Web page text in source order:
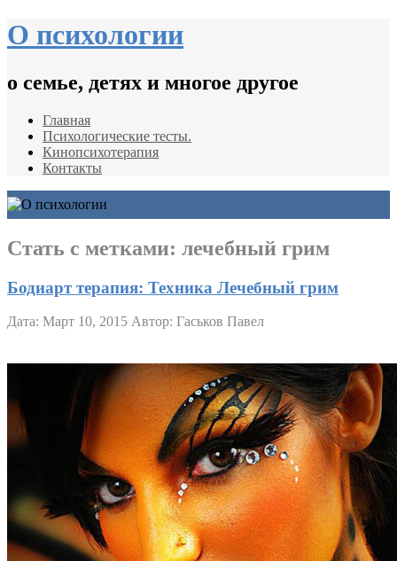
О психологии
о семье, детях и многое другое
Главная
Психологические тесты.
Кинопсихотерапия
Контакты
Стать с метками: лечебный грим
Бодиарт терапия: Техника Лечебный грим
Дата: Март 10, 2015 Автор: Гаськов Павел